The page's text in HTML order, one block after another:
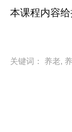
本课程内容
关键词： 养老,